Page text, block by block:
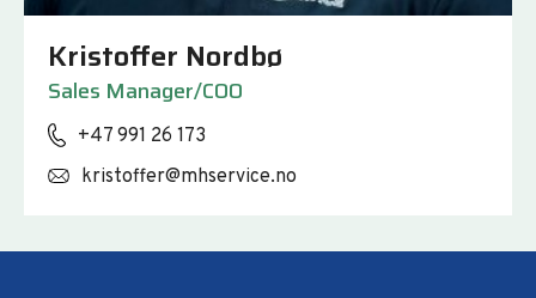
Kristoffer Nordbø
Sales Manager/COO
+47 991 26 173
kristoffer@mhservice.no